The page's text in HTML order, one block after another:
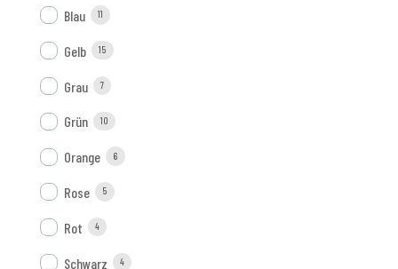
Blau 11
Gelb 15
Grau 7
Grün 10
Orange 6
Rose 5
Rot 4
Schwarz 4